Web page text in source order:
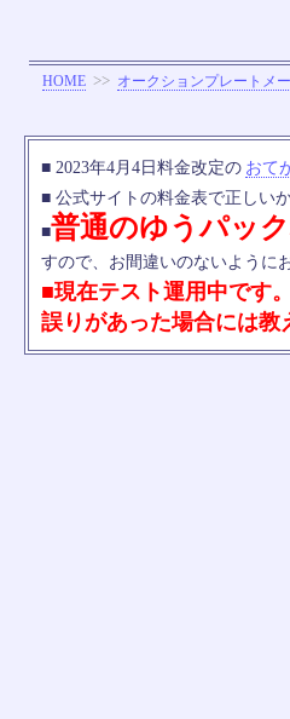
HOME >> オークションプレートメ
■ 2023年4月4日料金改定の おて
■ 公式サイトの料金表で正しい
■普通のゆうパッ
すので、お間違いのないように
■現在テスト運用中です
誤りがあった場合には教